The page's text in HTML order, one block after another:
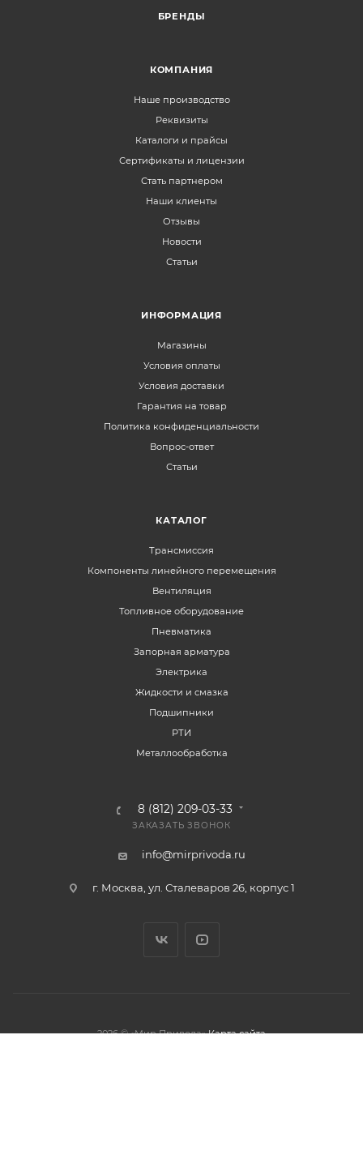
БРЕНДЫ
КОМПАНИЯ
Наше производство
Реквизиты
Каталоги и прайсы
Сертификаты и лицензии
Стать партнером
Наши клиенты
Отзывы
Новости
Статьи
ИНФОРМАЦИЯ
Магазины
Условия оплаты
Условия доставки
Гарантия на товар
Политика конфиденциальности
Вопрос-ответ
Статьи
КАТАЛОГ
Трансмиссия
Компоненты линейного перемещения
Вентиляция
Топливное оборудование
Пневматика
Запорная арматура
Электрика
Жидкости и смазка
Подшипники
РТИ
Металлообработка
8 (812) 209-03-33
ЗАКАЗАТЬ ЗВОНОК
info@mirprivoda.ru
г. Москва, ул. Сталеваров 26, корпус 1
2026 © «Мир Привода» Карта сайта